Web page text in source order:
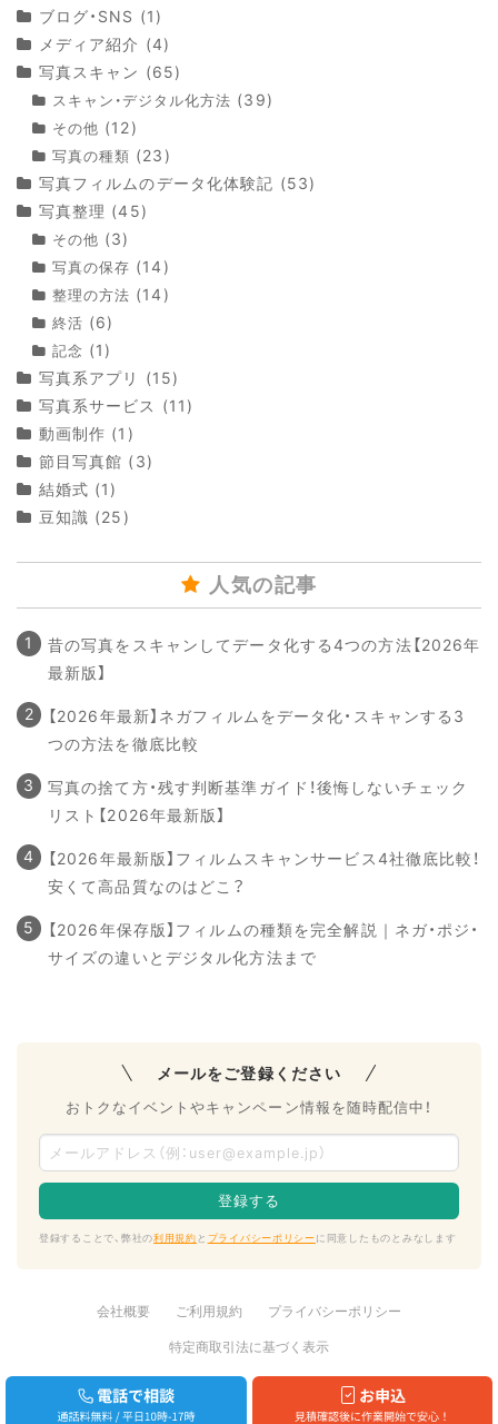
ブログ・SNS (1)
メディア紹介 (4)
写真スキャン (65)
スキャン・デジタル化方法 (39)
その他 (12)
写真の種類 (23)
写真フィルムのデータ化体験記 (53)
写真整理 (45)
その他 (3)
写真の保存 (14)
整理の方法 (14)
終活 (6)
記念 (1)
写真系アプリ
(15)
写真系サービス (11)
動画制作 (1)
節目写真館 (3)
結婚式 (1)
豆知識 (25)
人気の記事
昔の写真をスキャンしてデータ化する4つの方法【2026年
最新版】
【2026年最新】ネガフィルムをデータ化・スキャンする3
つの方法を徹底比較
写真の捨て方・残す判断基準ガイド！後悔しないチェック
リスト【2026年最新版】
【2026年最新版】フィルムスキャンサービス4社徹底比較！
安くて高品質なのはどこ？
【2026年保存版】フィルムの種類を完全解説｜ネガ・ポジ・
サイズの違いとデジタル化方法まで
メールをご登録ください
おトクなイベントやキャンペーン情報を随時配信中！
登録することで、弊社の利用規約 と プライバシーポリシーに同意したものとみなします
会社概要 ご利用規約 プライバシーポリシー
特定商取引法に基づく表示
写真スキャンデータ化サービスの節目写真館
Copyright © 2012-2026 Photobank Inc.